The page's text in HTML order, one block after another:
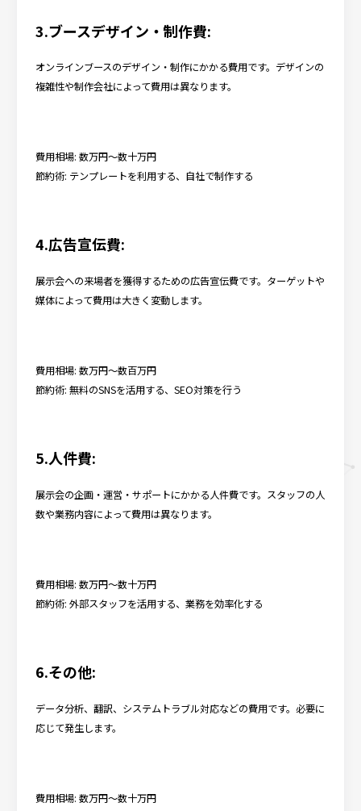
3.ブースデザイン・制作費:
オンラインブースのデザイン・制作にかかる費用です。デザインの
複雑性や制作会社によって費用は異なります。
費用相場: 数万円～数十万円
節約術: テンプレートを利用する、自社で制作する
4.広告宣伝費:
展示会への来場者を獲得するための広告宣伝費です。ターゲットや
媒体によって費用は大きく変動します。
費用相場: 数万円～数百万円
節約術: 無料のSNSを活用する、SEO対策を行う
5.人件費:
展示会の企画・運営・サポートにかかる人件費です。スタッフの人
数や業務内容によって費用は異なります。
費用相場: 数万円～数十万円
節約術: 外部スタッフを活用する、業務を効率化する
6.その他:
データ分析、翻訳、システムトラブル対応などの費用です。必要に
応じて発生します。
費用相場: 数万円～数十万円